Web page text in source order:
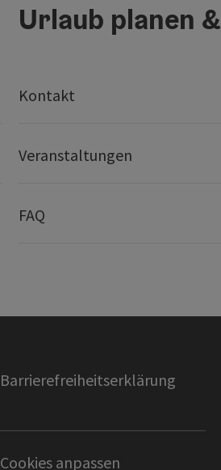
Urlaub planen
Kontakt
Veranstaltungen
FAQ
Barrierefreiheitserklärung
Cookies anpassen